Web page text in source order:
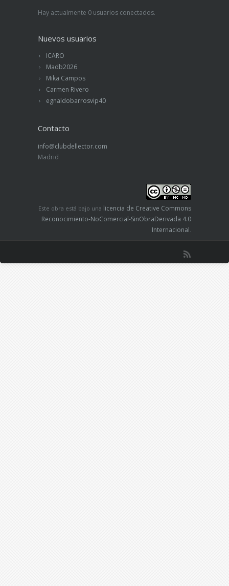
Hay actualmente 0 usuarios conectados.
Nuevos usuarios
ICARO
Madb2026
Mika Campos
Carmen Rivero
egnaldobarrosvip40
Contacto
info@clubdellector.com
Madrid
Este obra está bajo una licencia de Creative Commons
Reconocimiento-NoComercial-SinObraDerivada 4.0
Internacional